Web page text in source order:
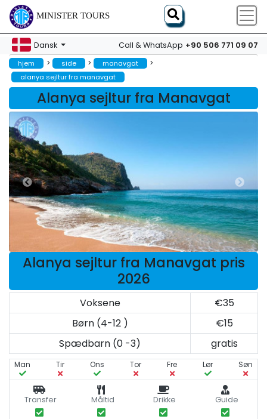
MINISTER TOURS
Dansk Call & WhatsApp +90 506 771 09 07
hjem > side > manavgat >
alanya sejltur fra manavgat
Alanya sejltur fra Manavgat
Alanya sejltur fra Manavgat pris
2026
Voksene
€35
Børn (4-12 )
€15
Spædbarn (0 -3)
gratis
Man Tir Ons Tor Fre Lør Søn
Transfer Måltid Drikke Guide